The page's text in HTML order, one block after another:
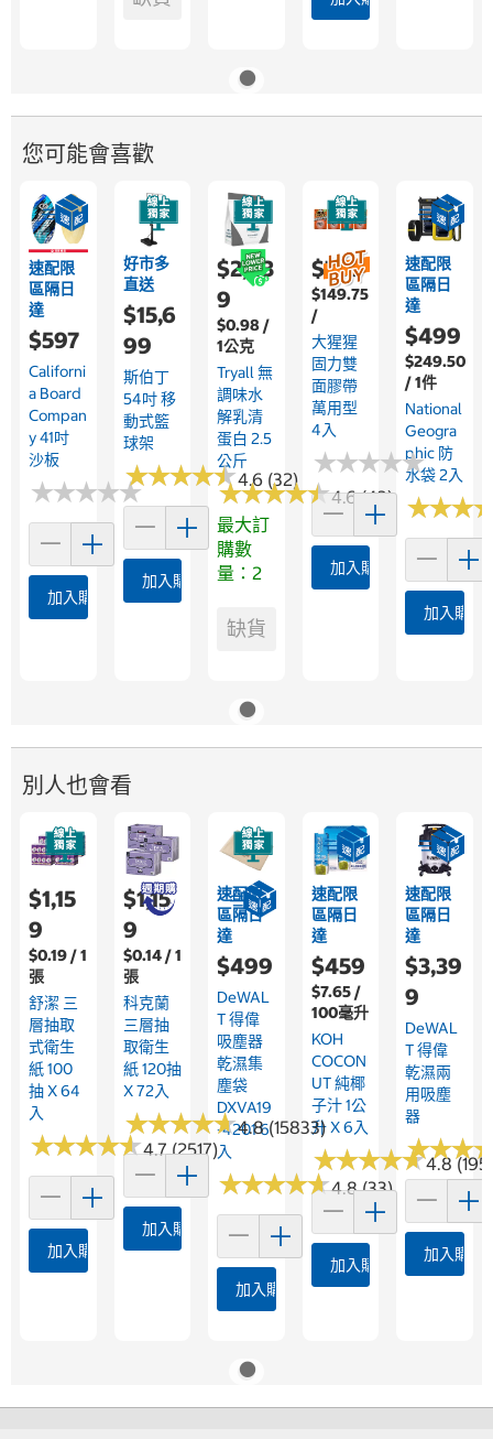
您可能會喜歡
速配限
區隔日
達
$597
Californi
A Board
Compan
Y 41吋
沙板
★★★★★
★★★★★
加入購物車
好市多
直送
$15,6
99
斯伯丁
54吋 移
動式籃
球架
★★★★★
★★★★★4.6 (32)
加入購物車
$2,43
9
$0.98 /
1公克
Tryall 無
調味水
解乳清
蛋白 2.5
公斤
★★★★★
★★★★★4.6 (43)
最大訂
購數
量：2
缺貨
$769
$149.75
/
大猩猩
固力雙
面膠帶
萬用型
4入
★★★★★
★★★★★
加入購物車
速配限
區隔日
達
$499
$249.50
/ 1件
National
Geogra
Phic 防
水袋 2入
★★★
★★★
加入購物
別人也會看
$1,15
9
$0.19 / 1
張
舒潔 三
層抽取
式衛生
紙 100
抽 X 64
入
★★★★★
★★★★★4.7 (2517)
加入購物車
$1,15
9
$0.14 / 1
張
科克蘭
三層抽
取衛生
紙 120抽
X 72入
★★★★★
★★★★★4.8 (15833)
加入購物車
速配限
區隔日
達
$499
DeWAL
T 得偉
吸塵器
乾濕集
塵袋
DXVA19
-4201 6
入
★★★★★
★★★★★4.8 (33)
加入購物車
速配限
區隔日
達
$459
$7.65 /
100毫升
KOH
COCON
UT 純椰
子汁 1公
升 X 6入
★★★★★
★★★★★4.8
加入購物車
速配限
區隔日
達
$3,39
9
DeWAL
T 得偉
乾濕兩
用吸塵
器
★★★
★★★
加入購物